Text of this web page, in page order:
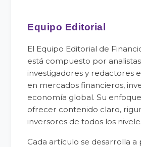
Equipo Editorial
El Equipo Editorial de
está compuesto por
investigadores y redactores
en mercados financieros,
economía global. Su
ofrecer contenido claro,
inversores de todos los
Cada artículo se desarrolla a